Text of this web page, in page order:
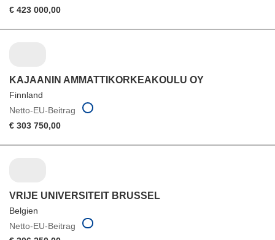
€ 423 000,00
KAJAANIN AMMATTIKORKEAKOULU OY
Finnland
Netto-EU-Beitrag
€ 303 750,00
VRIJE UNIVERSITEIT BRUSSEL
Belgien
Netto-EU-Beitrag